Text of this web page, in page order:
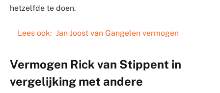
hetzelfde te doen.
Lees ook: Jan Joost van Gangelen vermogen
Vermogen Rick van Stippent in
vergelijking met andere